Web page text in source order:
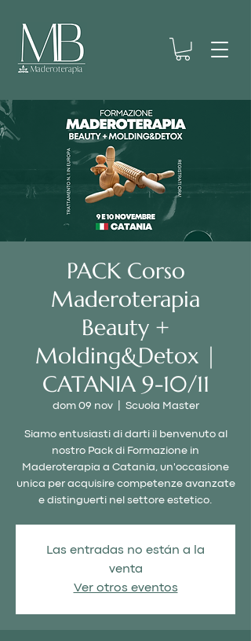
PACK Corso
Maderoterapia
Beauty +
Molding&Detox |
CATANIA 9-10/11
dom 09 nov
  |
Scuola Master
Siamo entusiasti di darti il benvenuto al
nostro Pack di Formazione in
Maderoterapia a Catania, un'occasione
unica per acquisire competenze avanzate
e distinguerti nel settore estetico.
Las entradas no están a la
venta
Ver otros eventos